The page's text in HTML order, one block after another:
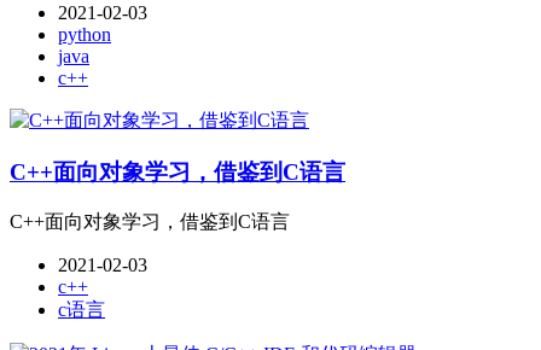
2021-02-03
python
java
c++
C++面向对象学习，借鉴到C语言
C++面向对象学习，借鉴到C语言
2021-02-03
c++
c语言